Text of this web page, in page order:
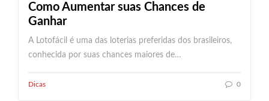
Como Aumentar suas Chances de
Ganhar
A Lotofácil é uma das loterias preferidas dos brasileiros,
conhecida por suas chances maiores de…
Dicas 0